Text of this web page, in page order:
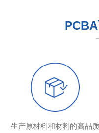
生产原材料和材料的高品质